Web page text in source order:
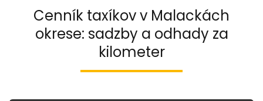
Cenník taxíkov v Malackách
okrese: sadzby a odhady za
kilometer